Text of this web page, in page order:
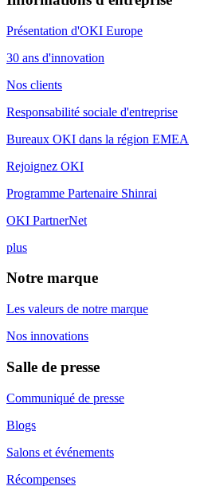
Présentation d'OKI Europe
30 ans d'innovation
Nos clients
Responsabilité sociale d'entreprise
Bureaux OKI dans la région EMEA
Rejoignez OKI
Programme Partenaire Shinrai
OKI PartnerNet
plus
Notre marque
Les valeurs de notre marque
Nos innovations
Salle de presse
Communiqué de presse
Blogs
Salons et événements
Récompenses